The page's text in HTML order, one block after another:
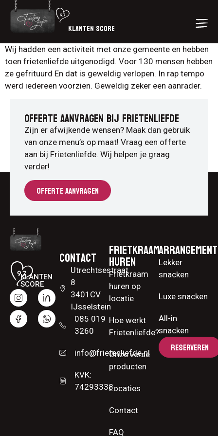
KLANTEN SCORE
Wij hadden een activiteit met onze gemeente en hebben
toen frietenliefde uitgenodigd. Voor 130 mensen hebben
ze gefrituurd En dat is geweldig verlopen. In rap tempo
werd iedereen voorzien. Geweldig zeker een aanrader.
OFFERTE AANVRAGEN BIJ FRIETENLIEFDE
Zijn er afwijkende wensen? Maak dan gebruik
van onze menu’s op maat! Vraag een offerte
aan bij Frietenliefde. Wij helpen je graag
verder!
OFFERTE AANVRAGEN
KLANTEN
SCORE
Contact
Utrechtsestraat
8
3401CV
IJsselstein
085 019
3260
info@frietenliefde.nl
KVK:
74293338
Frietkraam
huren
Frietkraam
huren op
locatie
Hoe werkt
Frietenliefde?
Onze verse
producten
Locaties
Contact
FAQ
Lekker
snacken
Luxe snacken
All-in
snacken
RESERVEREN